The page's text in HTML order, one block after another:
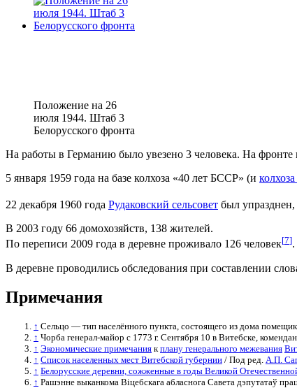
Положение на 26
июля 1944. Штаб 3
Белорусского фронта
На работы в Германию было увезено 3 человека. На фронте
5 января 1959 года на базе колхоза «40 лет БССР» (и
22 декабря 1960 года Рудаковский сельсовет был упразднен,
В 2003 году 66 домохозяйств, 138 жителей.
По переписи 2009 года в деревне проживало 126 человек[7].
В деревне проводились обследования при составлении
Примечания
↑ Сельцо — тип населённого пункта, состоящего из дома
↑ Чорба генерал-майор с 1773 г. Сентября 10 в Витебске,
↑ Экономические примечания кплану генерального межевания
↑ Список населенных мест Витебской губернии / Под ред. А.П.
↑ Белорусские деревни, сожженные в годы Великой
↑ Рашэнне выканкома Віцебскага абласнога Савета дэпутатаў